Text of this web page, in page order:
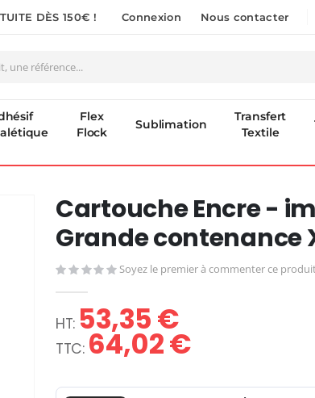
DÈS 150€ ! Connexion Nous contacter
Flex
Flock
Sublimation
Transfert
Textile
Cartouche Encre -
Grande contenance
Soyez le premier à commenter ce
64,02 €
53,35 €